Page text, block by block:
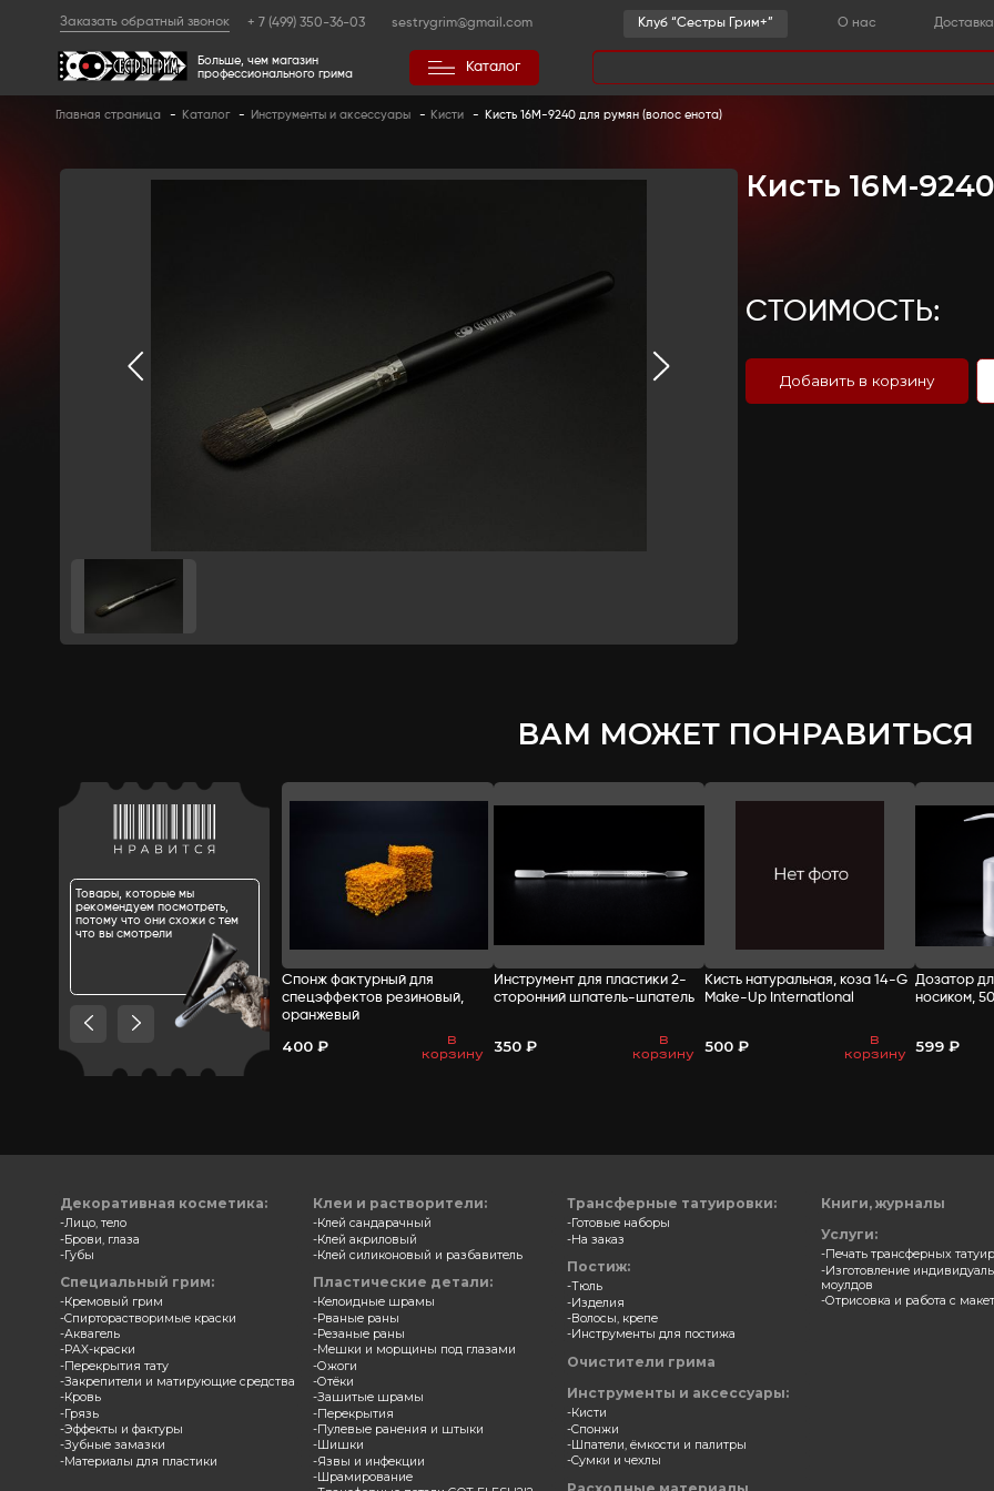
Заказать обратный звонок + 7 (499) 350-36-03 sestrygrim@gmail.com
Больше, чем магазин
профессионального грима
Каталог
Главная страница - Каталог - Инструменты и аксессуары - Кисти - Кисть 16М-9240 для румян
Товары, которые мы
рекомендуем посмотреть,
потому что они схожи с тем
Спонж фактурный для